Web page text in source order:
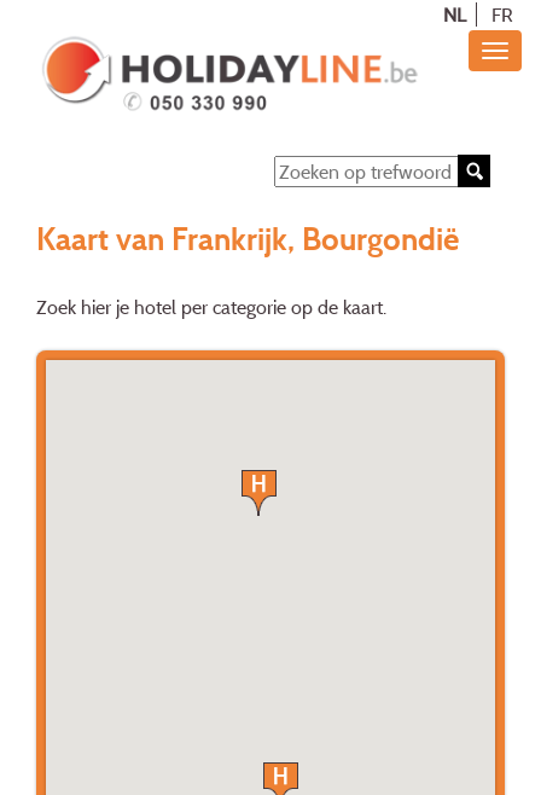
NL FR
Kaart van Frankrijk, Bourgondië
Zoek hier je hotel per categorie op de kaart.